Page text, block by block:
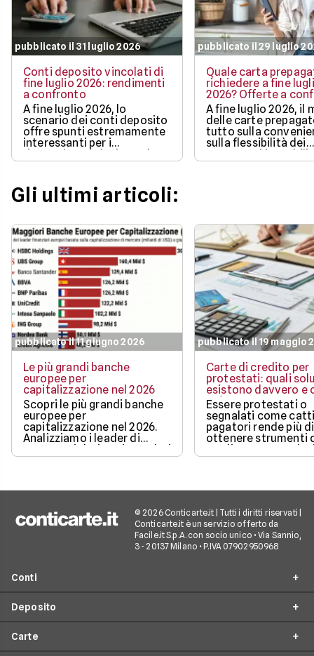
pubblicato il 31 luglio 2026
Conti deposito vincolati di
fine luglio 2026: rendimenti
a confronto
A fine luglio 2026, lo
scenario dei conti deposito
offre spunti estremamente
interessanti per i
risparmiatori che intendono
proteggere l'efficacia dei
pubblicato il 29 luglio
Quale carta
richiedere a fine
2026? Offerte a
A fine luglio 2026, il
delle carte
tutto sulla
sulla flessibilità dei
pagamenti in
bonus di benvenuto
Gli ultimi articoli:
pubblicato il 11 giugno 2026
Le più grandi banche
europee per
capitalizzazione nel 2026
Scopri le più grandi banche
europee per
capitalizzazione nel 2026.
Analizziamo i leader di
mercato, i dati aggiornati e i
fattori chiave che guidano il
pubblicato il 19 maggio
Carte di credito per
protestati: quali
esistono davvero e
può ottenere
Essere protestati o
segnalati come
pagatori rende più
ottenere strumenti
credito, ma non
restare
© 2026 Conticarte.it | Tutti i diritti riservati |
Conticarte.it è un servizio offerto da
Facile.it S.p.A. con socio unico • Via Sannio,
3 - 20137 Milano • P.IVA 07902950968
Conti
Conto corrente
Migliori conti correnti
Deposito
Carte